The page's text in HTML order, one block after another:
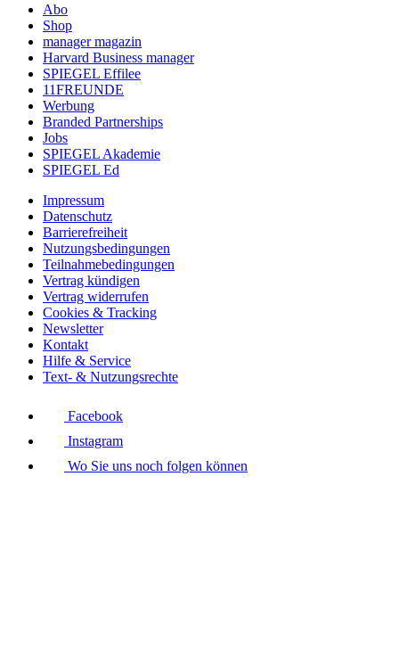
Abo
Shop
manager magazin
Harvard Business manager
SPIEGEL Effilee
11FREUNDE
Werbung
Branded Partnerships
Jobs
SPIEGEL Akademie
SPIEGEL Ed
Impressum
Datenschutz
Barrierefreiheit
Nutzungsbedingungen
Teilnahmebedingungen
Vertrag kündigen
Vertrag widerrufen
Cookies & Tracking
Newsletter
Kontakt
Hilfe & Service
Text- & Nutzungsrechte
Facebook
Instagram
Wo Sie uns noch folgen können